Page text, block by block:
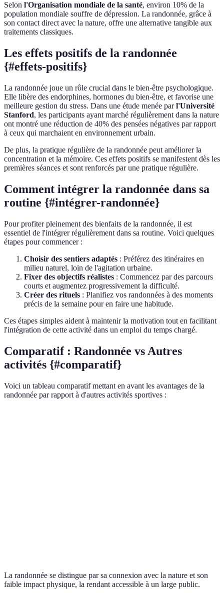
Selon l'Organisation mondiale de la santé, environ 10% de la
population mondiale souffre de dépression. La randonnée, grâce à
son contact direct avec la nature, offre une alternative tangible aux
traitements classiques.
Les effets positifs de la randonnée
{#effets-positifs}
La randonnée joue un rôle crucial dans le bien-être psychologique.
Elle libère des endorphines, hormones du bien-être, et favorise une
meilleure gestion du stress. Dans une étude menée parl'Université
Stanford, les participants ayant marché régulièrement dans la nature
ont montré une réduction de 40% des pensées négatives par rapport
à ceux qui marchaient en environnement urbain.
De plus, la pratique régulière de la randonnée peut améliorer la
concentration et la mémoire. Ces effets positifs se manifestent dès les
premières séances et sont renforcés par une pratique régulière.
Comment intégrer la randonnée dans sa
routine {#intégrer-randonnée}
Pour profiter pleinement des bienfaits de la randonnée, il est
essentiel de l'intégrer régulièrement dans sa routine. Voici quelques
étapes pour commencer :
Choisir des sentiers adaptés : Préférez des itinéraires en
milieu naturel, loin de l'agitation urbaine.
Fixer des objectifs réalistes : Commencez par des parcours
courts et augmentez progressivement la difficulté.
Créer des rituels : Planifiez vos randonnées à des moments
précis de la semaine pour en faire une habitude.
Ces étapes simples aident à maintenir la motivation tout en facilitant
l'intégration de cette activité dans un emploi du temps chargé.
Comparatif : Randonnée vs Autres
activités {#comparatif}
Voici un tableau comparatif mettant en avant les avantages de la
randonnée par rapport à d'autres activités sportives :
La randonnée se distingue par sa connexion avec la nature et son
faible impact physique, la rendant accessible à un large public.